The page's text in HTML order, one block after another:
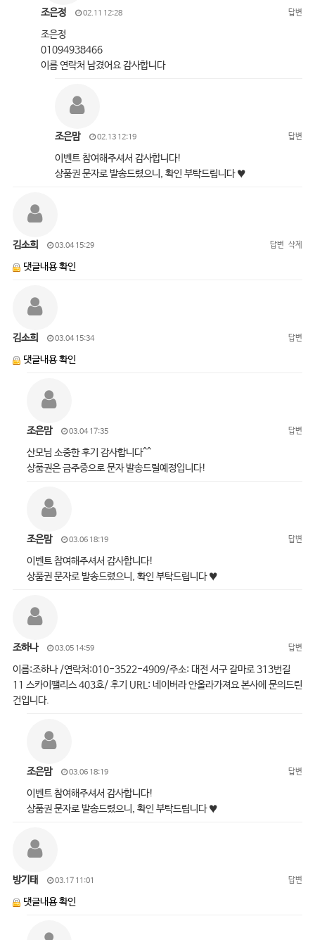
조은정 02.11 12:28 답변
조은정
01094938466
이름 연락처 남겼어요 감사합니다
조은맘 02.13 12:19 답변
이벤트 참여해주셔서 감사합니다!
상품권 문자로 발송드렸으니, 확인 부탁드립니다 ♥
김소희 03.04 15:29 답변 삭제
댓글내용 확인
김소희 03.04 15:34 답변
댓글내용 확인
조은맘 03.04 17:35 답변
산모님 소중한 후기 감사합니다^^
상품권은 금주중으로 문자 발송드릴예정입니다!
조은맘 03.06 18:19 답변
이벤트 참여해주셔서 감사합니다!
상품권 문자로 발송드렸으니, 확인 부탁드립니다 ♥
조하나 03.05 14:59 답변
이름:조하나 /연락처:010-3522-4909/주소: 대전 서구 갈마로 313번길
11 스카이팰리스 403호/ 후기 URL: 네이버라 안올라가져요 본사에 문의드린
건입니다.
조은맘 03.06 18:19 답변
이벤트 참여해주셔서 감사합니다!
상품권 문자로 발송드렸으니, 확인 부탁드립니다 ♥
방기태 03.17 11:01 답변
댓글내용 확인